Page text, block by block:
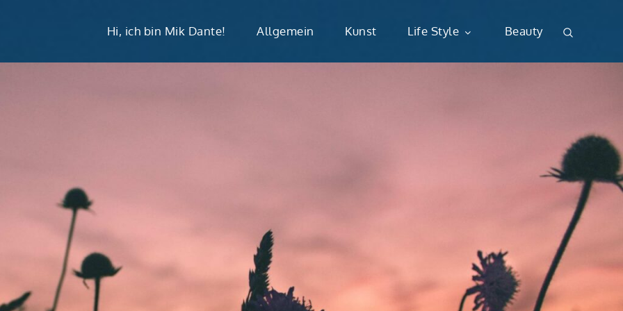
Hi, ich bin Mik Dante! Allgemein Kunst Life Style Beauty